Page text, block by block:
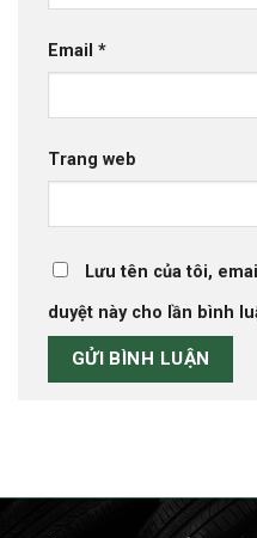
Email *
Trang web
Lưu tên của tôi,
duyệt này cho lần bình